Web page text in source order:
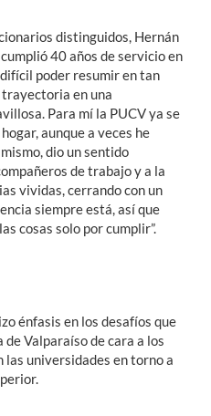
distinguidos, Hernán
40 años de servicio en
poder resumir en tan
trayectoria en una
Para mí la PUCV ya se
aunque a veces he
dio un sentido
de trabajo y a la
vividas, cerrando con un
siempre está, así que
cosas solo por cumplir”.
énfasis en los desafíos que
Valparaíso de cara a los
las universidades en torno a